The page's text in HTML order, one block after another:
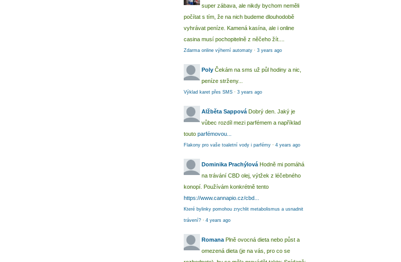
super zábava, ale nikdy bychom neměli
počítat s tím, že na nich budeme dlouhodobě
vyhrávat peníze. Kamená kasína, ale i online
casina musí pochopitelně z něčeho žít....
Zdarma online výherní automaty · 3 years ago
Poly Čekám na sms už půl hodiny a nic,
peníze strženy...
Výklad karet přes SMS · 3 years ago
Alžběta Sappová Dobrý den. Jaký je
vůbec rozdíl mezi parfémem a například
touto parfémovou...
Flakony pro vaše toaletní vody i parfémy · 4 years ago
Dominika Prachýlová Hodně mi pomáhá
na trávání CBD olej, výtžek z léčebného
konopí. Používám konkrétně tento
https://www.cannapio.cz/cbd...
Které bylinky pomohou zrychlit metabolismus a usnadnit
trávení? · 4 years ago
Romana Plně ovocná dieta nebo půst a
omezená dieta (je na vás, pro co se